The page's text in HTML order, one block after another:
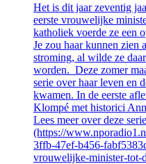
Het is dit jaar zeventig
eerste vrouwelijke
katholiek voerde ze een
Je zou haar kunnen zien
stroming, al wilde ze
worden. Deze zomer
serie over haar leven en
kwamen. In de eerste
Klompé met historici
Lees meer over deze
(https://
3ffb-47ef-b456-
vrouwelijke-minister-tot-